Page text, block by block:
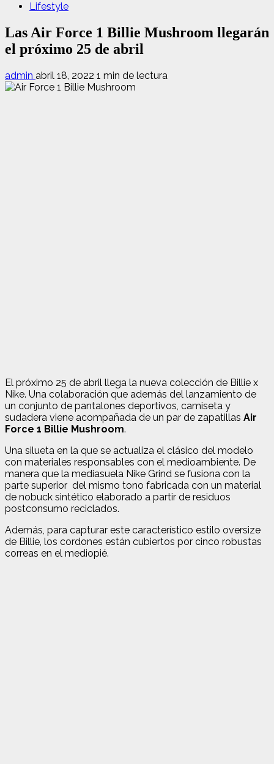
Lifestyle
Las Air Force 1 Billie Mushroom llegarán
el próximo 25 de abril
admin abril 18, 2022 1 min de lectura
El próximo 25 de abril llega la nueva colección de Billie x
Nike. Una colaboración que además del lanzamiento de
un conjunto de pantalones deportivos, camiseta y
sudadera viene acompañada de un par de zapatillas Air
Force 1 Billie Mushroom.
Una silueta en la que se actualiza el clásico del modelo
con materiales responsables con el medioambiente. De
manera que la mediasuela Nike Grind se fusiona con la
parte superior del mismo tono fabricada con un material
de nobuck sintético elaborado a partir de residuos
postconsumo reciclados.
Además, para capturar este característico estilo oversize
de Billie, los cordones están cubiertos por cinco robustas
correas en el mediopié.